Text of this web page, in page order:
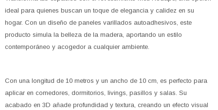
ideal para quienes buscan un toque de elegancia y calidez en su
hogar. Con un diseño de paneles varillados autoadhesivos, este
producto simula la belleza de la madera, aportando un estilo
contemporáneo y acogedor a cualquier ambiente.
Con una longitud de 10 metros y un ancho de 10 cm, es perfecto para
aplicar en comedores, dormitorios, livings, pasillos y salas. Su
acabado en 3D añade profundidad y textura, creando un efecto visual